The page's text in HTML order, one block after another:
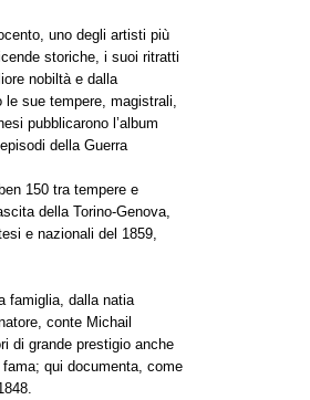
uno degli artisti più
storiche, i suoi ritratti
nobiltà e dalla
sue tempere, magistrali,
pubblicarono l’album
della Guerra
150 tra tempere e
della Torino-Genova,
e nazionali del 1859,
famiglia, dalla natia
conte Michail
di grande prestigio anche
qui documenta, come